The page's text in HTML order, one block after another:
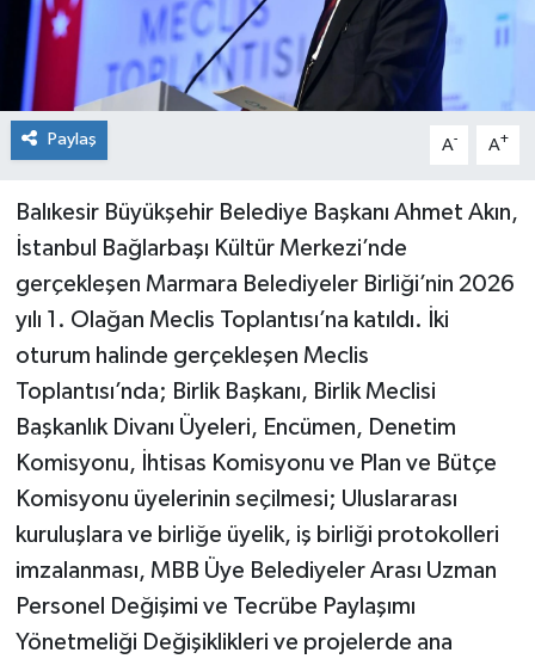
Paylaş A- A+
Balıkesir Büyükşehir Belediye Başkanı Ahmet Akın,
İstanbul Bağlarbaşı Kültür Merkezi’nde
gerçekleşen Marmara Belediyeler Birliği’nin 2026
yılı 1. Olağan Meclis Toplantısı’na katıldı. İki
oturum halinde gerçekleşen Meclis
Toplantısı’nda; Birlik Başkanı, Birlik Meclisi
Başkanlık Divanı Üyeleri, Encümen, Denetim
Komisyonu, İhtisas Komisyonu ve Plan ve Bütçe
Komisyonu üyelerinin seçilmesi; Uluslararası
kuruluşlara ve birliğe üyelik, iş birliği protokolleri
imzalanması, MBB Üye Belediyeler Arası Uzman
Personel Değişimi ve Tecrübe Paylaşımı
Yönetmeliği Değişiklikleri ve projelerde ana